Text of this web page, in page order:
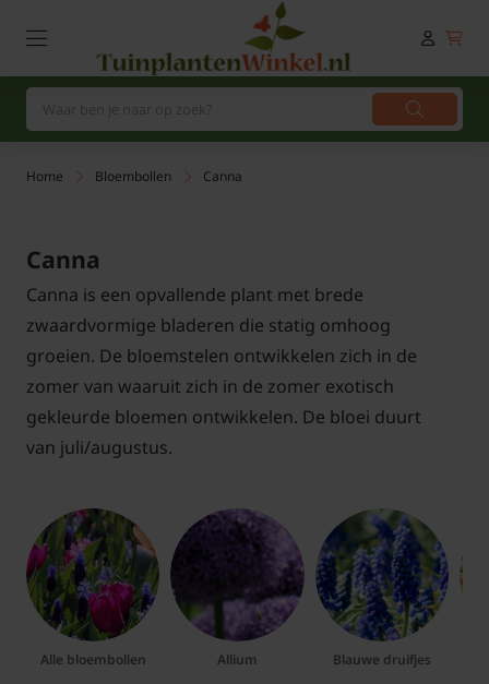
Home Bloembollen Canna
Canna
Canna is een opvallende plant met brede
zwaardvormige bladeren die statig omhoog
groeien. De bloemstelen ontwikkelen zich in de
zomer van waaruit zich in de zomer exotisch
gekleurde bloemen ontwikkelen. De bloei duurt
van juli/augustus.
Alle bloembollen Allium Blauwe druifjes